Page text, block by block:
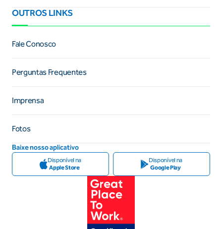
OUTROS LINKS
Fale Conosco
Perguntas Frequentes
Imprensa
Fotos
Baixe nosso aplicativo
Disponível na
Apple Store
Disponível na
Google Play